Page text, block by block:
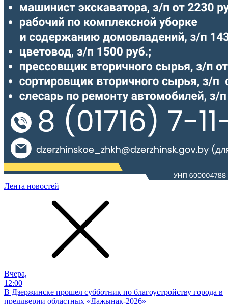
Лента новостей
Вчера,
12:00
В Дзержинске прошел субботник по благоустройству города в
преддверии областных «Дажынак-2026»